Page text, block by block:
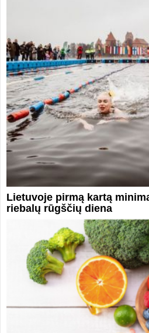
Lietuvoje pirmą kartą
riebalų rūgščių diena